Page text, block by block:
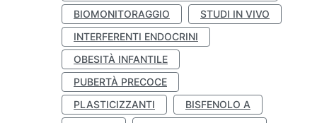
BIOMONITORAGGIO
STUDI IN VIVO
INTERFERENTI ENDOCRINI
OBESITÀ INFANTILE
PUBERTÀ PRECOCE
PLASTICIZZANTI
BISFENOLO A